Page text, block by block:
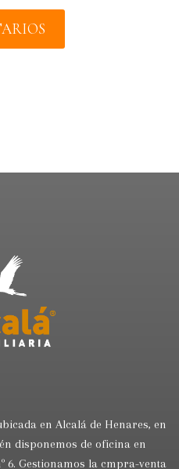
en Alcalá de Henares, en
disponemos de oficina en
6. Gestionamos la cmpra-venta